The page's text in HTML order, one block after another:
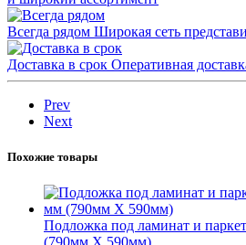
Всегда рядом Широкая сеть
Доставка в срок Оперативная
Prev
Next
Похожие товары
Подложка под ламинат и